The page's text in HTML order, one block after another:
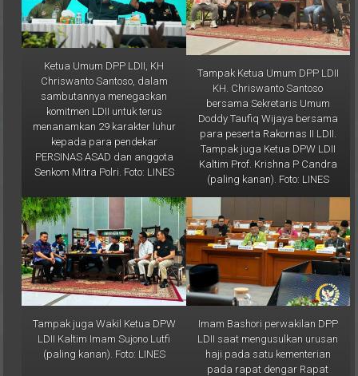
Ketua Umum DPP LDII, KH
Chriswanto Santoso, dalam
sambutannya menegaskan
komitmen LDII untuk terus
menanamkan 29 karakter luhur
kepada para pendekar
PERSINAS ASAD dan anggota
Senkom Mitra Polri. Foto: LINES
Tampak Ketua Umum DPP LDII
KH. Chriswanto Santoso
bersama Sekretaris Umum
Doddy Taufiq Wijaya bersama
para peserta Rakornas II LDII.
Tampak juga Ketua DPW LDII
Kaltim Prof. Krishna P Candra
(paling kanan). Foto: LINES
Tampak juga Wakil Ketua DPW
LDII Kaltim Imam Sujono Lutfi
(paling kanan). Foto: LINES
Imam Bashori perwakilan DPP
LDII saat mengusulkan urusan
haji pada satu kementerian
pada rapat dengar Rapat
Dengar Pendapat Umum